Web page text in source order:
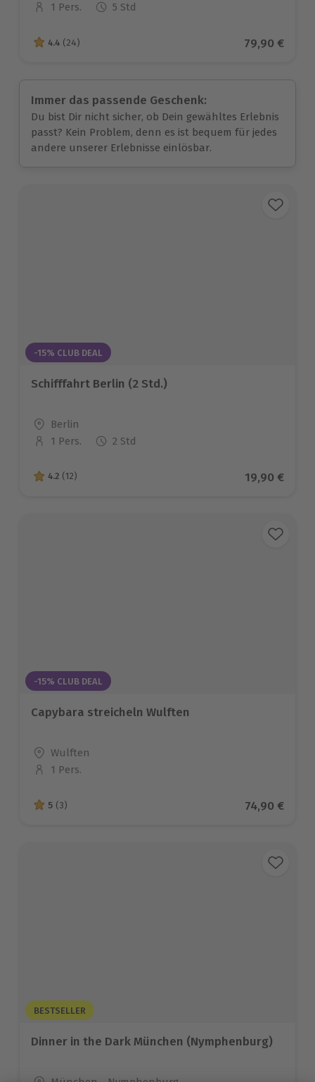
Anzahl der Teilnehmer
1 Pers. 5 Std
4.4 von 5 Sternen basierend auf 24 Bewertungen
4.4 (24) Aktueller
79,90 €
Immer das passende Geschenk:
Du bist Dir nicht sicher, ob Dein gewähltes Erlebnis
passt? Kein Problem, denn es ist bequem für jedes
andere unserer Erlebnisse einlösbar.
-15% CLUB DEAL
Schifffahrt Berlin (2 Std.)
Standort
Berlin
Anzahl der Teilnehmer
1 Pers. 2 Std
4.2 von 5 Sternen basierend auf 12 Bewertungen
4.2 (12) Aktueller
19,90 €
-15% CLUB DEAL
Capybara streicheln Wulften
Standort
Wulften
Anzahl der Teilnehmer
1 Pers.
5 von 5 Sternen basierend auf 3 Bewertungen
5 (3) Aktueller
74,90 €
BESTSELLER
Dinner in the Dark München (Nymphenburg)